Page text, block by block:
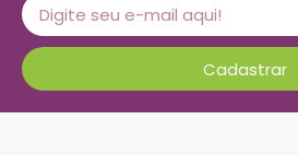
Cadastrar